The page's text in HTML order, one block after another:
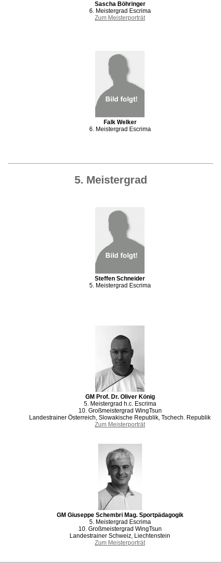
Sascha Böhringer
6. Meistergrad Escrima
Zum Meisterporträt
Falk Welker
6. Meistergrad Escrima
5. Meistergrad
Steffen Schneider
5. Meistergrad Escrima
GM Prof. Dr. Oliver König
5. Meistergrad h.c. Escrima
10. Großmeistergrad WingTsun
Landestrainer Österreich, Slowakische Republik, Tschech. Republik
Zum Meisterporträt
GM Giuseppe Schembri Mag. Sportpädagogik
5. Meistergrad Escrima
10. Großmeistergrad WingTsun
Landestrainer Schweiz, Liechtenstein
Zum Meisterporträt